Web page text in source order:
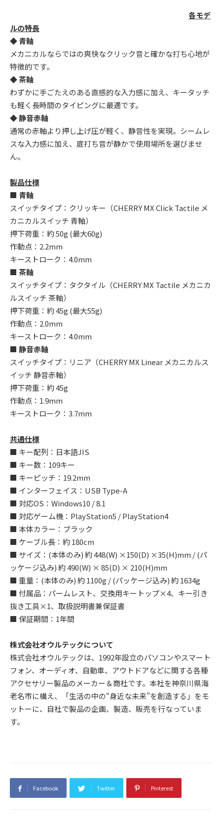
各モデ
ルの特長
◆ 青軸
メカニカルならではの爽快なクリック音と確かな打ち心地が
特徴的です。
◆ 茶軸
わずかに手ごたえのある直感的な入力感に加え、キータッチ
も軽く長時間のタイピングに最適です。
◆ 静音赤軸
通常の赤軸より押し上げ圧が軽く、静音性を実現。シームレ
スな入力感に加え、底打ち音が静かで使用場所を選びませ
ん。
製品仕様
■ 青軸
スイッチタイプ：クリッキー（CHERRY MX Click Tactile メ
カニカルスイッチ 青軸）
押下荷重：約 50g (最大60g)
作動点：2.2mm
キーストローク：4.0mm
■ 茶軸
スイッチタイプ：タクタイル（CHERRY MX Tactile メカニカ
ルスイッチ 茶軸）
押下荷重：約 45g (最大55g)
作動点：2.0mm
キーストローク：4.0mm
■ 静音赤軸
スイッチタイプ：リニア（CHERRY MX Linear メカニカルス
イッチ 静音赤軸）
押下荷重：約 45g
作動点：1.9mm
キーストローク：3.7mm
共通仕様
■ キー配列：日本語JIS
■ キー数：109キー
■ キーピッチ：19.2mm
■ インターフェイス：USB Type-A
■ 対応OS：Windows10 / 8.1
■ 対応ゲーム機：PlayStation5 / PlayStation4
■ 本体カラー：ブラック
■ ケーブル長：約 180cm
■ サイズ：(本体のみ) 約 448(W) ×150(D) ×35(H)mm / (パ
ッケージ込み) 約 490(W) × 85(D) × 210(H)mm
■ 重量：(本体のみ) 約 1100g / (パッケージ込み) 約 1634g
■ 付属品：パームレスト、交換用キートップ×4、キー引き
抜き工具×1、取扱説明書兼保証書
■ 保証期間：1年間
株式会社オウルテックについて
株式会社オウルテックは、1992年設立のパソコンやスマート
フォン、オーディオ、自動車、アウトドアなどに関する各種
アクセサリー製品のメーカー＆商社です。本社を神奈川県海
老名市に構え、「生活の中の“身近な未来”を創造する」をモ
ットーに、自社で製品の企画、製造、販売を行なっていま
す。
Facebook Twitter Pinterest